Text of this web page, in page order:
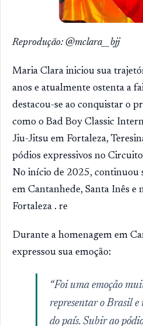
Reprodução: @mclara__bjj
Maria Clara iniciou sua
anos e atualmente ostenta a
destacou-se ao conquistar o
como o Bad Boy Classic
Jiu-Jitsu em Fortaleza,
pódios expressivos no
No início de 2025, continuou
em Cantanhede, Santa Inês
Fortaleza . re
Durante a homenagem em
expressou sua emoção:
“Foi uma emoção
representar o Brasil
do país. Subir ao